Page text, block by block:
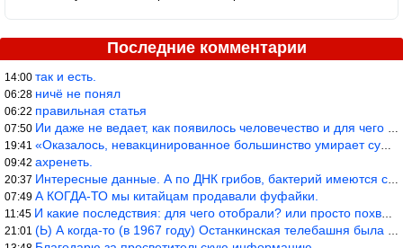
Последние комментарии
14:00 так и есть.
06:28 ничё не понял
06:22 правильная статья
07:50 Ии даже не ведает, как появилось человечество и для чего оно сущ
19:41 «Оказалось, невакцинированное большинство умирает существенно ча
09:42 ахренеть.
20:37 Интересные данные. А по ДНК грибов, бактерий имеются сведения из
07:49 А КОГДА-ТО мы китайцам продавали фуфайки.
11:45 И какие последствия: для чего отобрали? или просто похвастались.
21:01 (Ь) А когда-то (в 1967 году) Останкинская телебашня была самым в